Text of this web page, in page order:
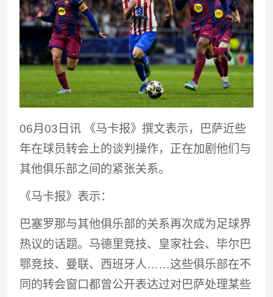
06月03日讯 《马卡报》撰文表示，巴萨近些
年在球员转会上的谈判操作，正在加剧他们与
其他俱乐部之间的紧张关系。
《马卡报》表示：
巴塞罗那与其他俱乐部的关系再次成为足球界
热议的话题。马德里竞技、皇家社会、毕尔巴
鄂竞技、曼联、西班牙人……这些俱乐部在不
同的转会窗口都曾公开表达过对巴萨处理某些